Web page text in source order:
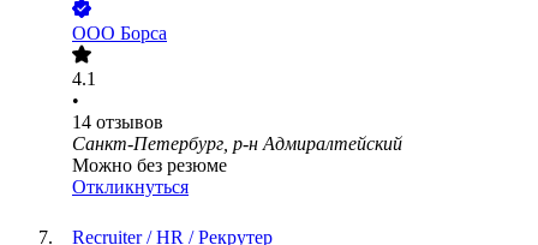
ООО Борса
4.1
•
14 отзывов
Санкт-Петербург, р-н Адмиралтейский
Можно без резюме
Откликнуться
Recruiter / HR / Рекрутер